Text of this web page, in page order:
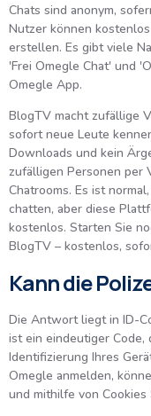
Chats sind anonym,
Nutzer können
erstellen. Es gibt viele
'Frei Omegle Chat' und
Omegle App.
BlogTV macht zufällige
sofort neue Leute
Downloads und kein
zufälligen Personen per
Chatrooms. Es ist
chatten, aber diese
kostenlos. Starten Sie
BlogTV – kostenlos,
Kann die
Die Antwort liegt in ID-
ist ein eindeutiger Code,
Identifizierung Ihres
Omegle anmelden,
und mithilfe von